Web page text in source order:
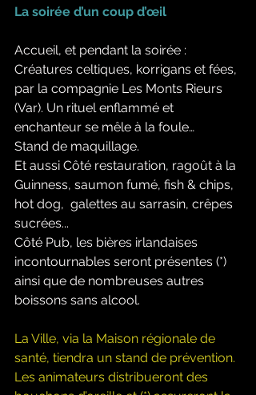
La soirée d’un coup d’œil
Accueil, et pendant la soirée :
Créatures celtiques, korrigans et fées,
par la compagnie Les Monts Rieurs
(Var). Un rituel enflammé et
enchanteur se mêle à la foule…
Stand de maquillage.
Et aussi Côté restauration, ragoût à la
Guinness, saumon fumé, fish & chips,
hot dog,  galettes au sarrasin, crêpes
sucrées...
Côté Pub, les bières irlandaises
incontournables seront présentes (*)
ainsi que de nombreuses autres
boissons sans alcool.
La Ville, via la Maison régionale de
santé, tiendra un stand de prévention.
Les animateurs distribueront des